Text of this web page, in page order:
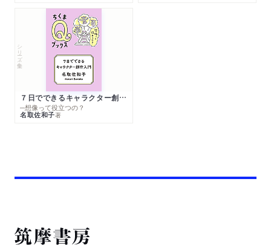
シリーズ・全集
７日でできるキャラクター創作入門
─想像って役立つの？
名取佐和子著